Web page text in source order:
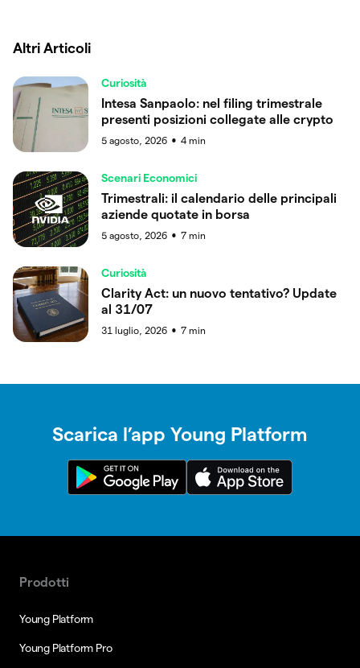
Altri Articoli
Curiosità
Intesa Sanpaolo: nel filing trimestrale
presenti posizioni collegate alle crypto
5 agosto, 2026 ● 4 min
Scenari Economici
Trimestrali: il calendario delle principali
aziende quotate in borsa
5 agosto, 2026 ● 7 min
Curiosità
Clarity Act: un nuovo tentativo? Update
al 31/07
31 luglio, 2026 ● 7 min
Scarica l’app Young Platform
Prodotti
Young Platform
Young Platform Pro